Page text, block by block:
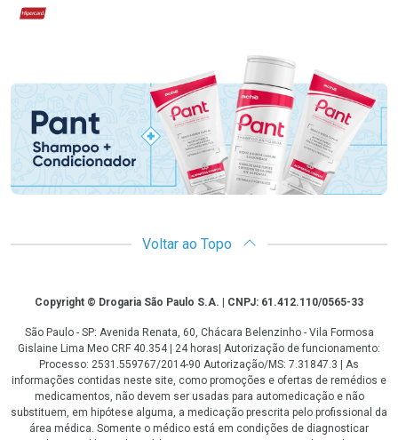
Hipercard
Promoção em Destaque
Voltar ao Topo
CopyrightCopyright © Drogaria São Paulo S.A. | CNPJ: 61.412.110/0565-33
São Paulo - SP: Avenida Renata, 60, Chácara Belenzinho - Vila Formosa
Gislaine Lima Meo CRF 40.354 | 24 horas| Autorização de funcionamento:
Processo: 2531.559767/2014-90 Autorização/MS: 7.31847.3 | As
informações contidas neste site, como promoções e ofertas de remédios e
medicamentos, não devem ser usadas para automedicação e não
substituem, em hipótese alguma, a medicação prescrita pelo profissional da
área médica. Somente o médico está em condições de diagnosticar